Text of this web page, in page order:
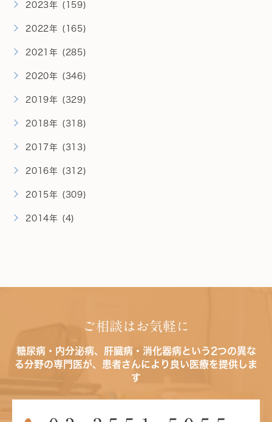
2023年 (159)
2022年 (165)
2021年 (285)
2020年 (346)
2019年 (329)
2018年 (318)
2017年 (313)
2016年 (312)
2015年 (309)
2014年 (4)
ご相談はお気軽に
糖尿病・内分泌病、肝臓病・消化器病という2つの異な
る分野の専門医が、患者さんにより良い医療を提供しま
す